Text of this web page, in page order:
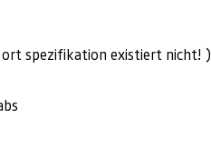
ort spezifikation existiert nicht! )